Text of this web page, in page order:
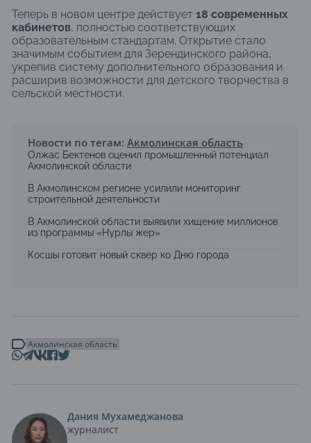
Теперь в новом центре действует 18 современных
кабинетов, полностью соответствующих
образовательным стандартам. Открытие стало
значимым событием для Зерендинского района,
укрепив систему дополнительного образования и
расширив возможности для детского творчества в
сельской местности.
Новости по тегам: Акмолинская область
Олжас Бектенов оценил промышленный потенциал
Акмолинской области
В Акмолинском регионе усилили мониторинг
строительной деятельности
В Акмолинской области выявили хищение миллионов
из программы «Нұрлы жер»
Косшы готовит новый сквер ко Дню города
Акмолинская область
Дания Мухамеджанова
журналист